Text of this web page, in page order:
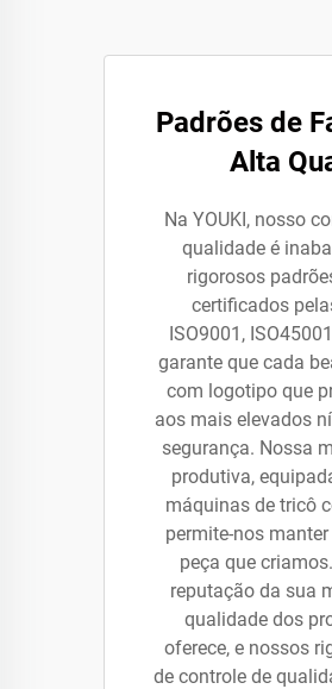
Padrões de
Alta
Na YOUKI, nosso
qualidade é
rigorosos
certificados
ISO9001,
garante que cada
com logotipo que
aos mais elevados
segurança. Nossa
produtiva,
máquinas de tricô
permite-nos
peça que
reputação da sua
qualidade dos
oferece, e nossos
de controle de